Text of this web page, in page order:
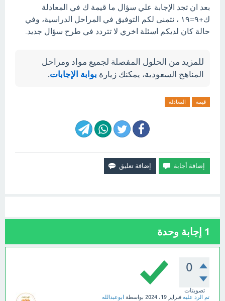
بعد ان تجد الإجابة علي سؤال ما قيمة ك في المعادلة
ك+٩=١٩ ، نتمنى لكم التوفيق في المراحل الدراسية، وفي
حالة كان لديكم اسئلة اخري لا تتردد في طرح سؤال جديد.
للمزيد من الحلول المفصلة لجميع مواد ومراحل
المناهج السعودية، يمكنك زيارة بوابة الإجابات.
قيمة المعادلة
1 إجابة وحدة
0
تصويتات
تم الرد عليه فبراير 19، 2024 بواسطة ابوعبدالله